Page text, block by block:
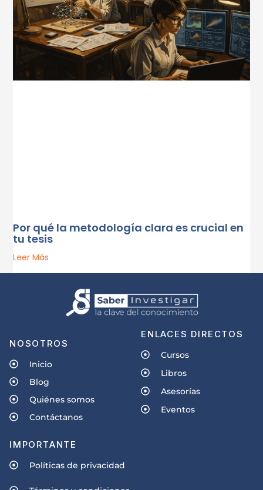
Por qué la metodología clara es crucial en
tu tesis
Leer Más
NOSOTROS
Inicio
Blog
Quiénes somos
Contáctanos
ENLACES DIRECTOS
Cursos
Libros
Asesorías
Eventos
IMPORTANTE
Políticas de privacidad